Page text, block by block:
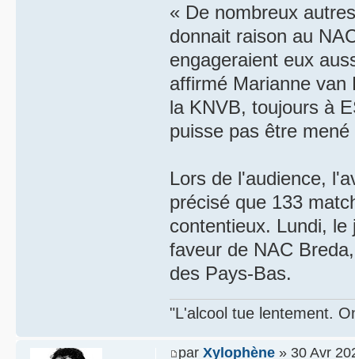
« De nombreux
donnait raison au
engageraient eux
affirmé Marianne van
la KNVB, toujours à
puisse pas être
Lors de l'audience,
précisé que 133
contentieux. Lundi,
faveur de NAC
des Pays-Bas.
"L'alcool tue lentement.
par Xylophène » 30 Avr